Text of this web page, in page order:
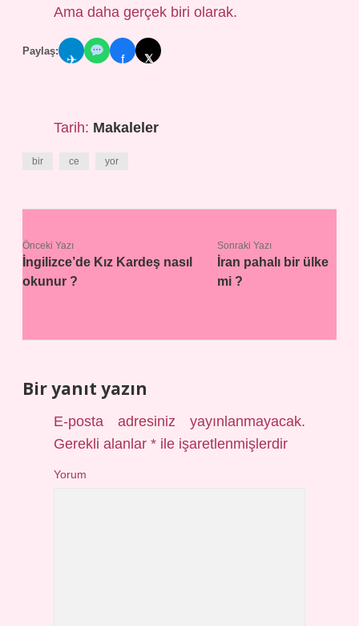
Ama daha gerçek biri olarak.
Paylaş:
✈ f 𝕏
Tarih: Makaleler
bir ce yor
Önceki Yazı
İngilizce’de Kız Kardeş nasıl
okunur ?
Sonraki Yazı
İran pahalı bir ülke
mi ?
Bir yanıt yazın
E-posta adresiniz yayınlanmayacak.
Gerekli alanlar* ile işaretlenmişlerdir
Yorum